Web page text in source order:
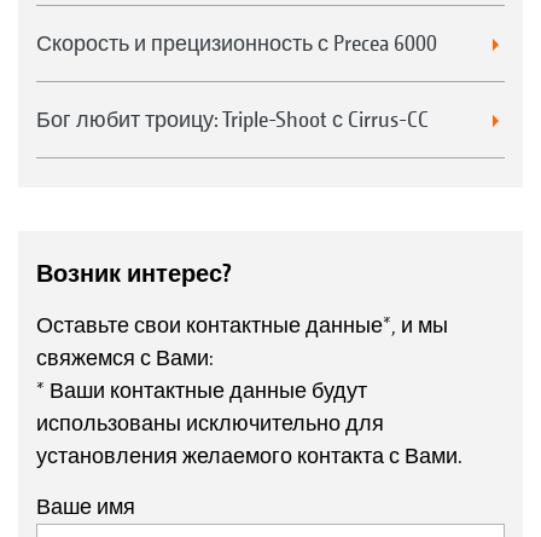
Скорость и прецизионность с Precea 6000
Бог любит троицу: Triple-Shoot с Cirrus-CC
Возник интерес?
Оставьте свои контактные данные*, и мы
свяжемся с Вами:
* Ваши контактные данные будут
использованы исключительно для
установления желаемого контакта с Вами.
Ваше имя